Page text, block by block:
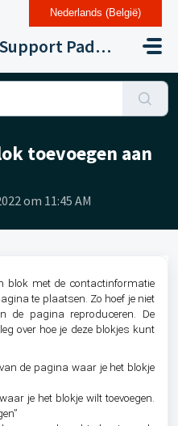
Support Paddle Drupal 11
toevoegen aan
om 11:45 AM
blok met de contactinformatie
te plaatsen. Zo hoef je niet
de pagina reproduceren. De
over hoe je deze blokjes kunt
de pagina waar je het blokje
je het blokje wilt toevoegen.
Nederlands (België)